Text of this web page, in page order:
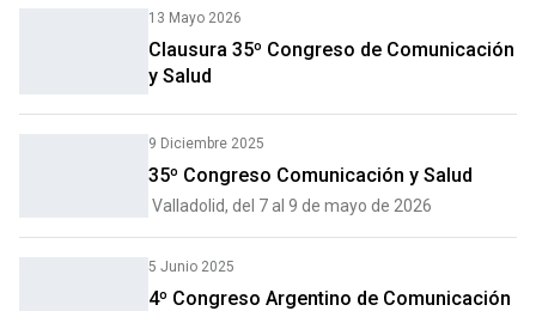
13 Mayo 2026
Clausura 35º Congreso de Comunicación
y Salud
9 Diciembre 2025
35º Congreso Comunicación y Salud
Valladolid, del 7 al 9 de mayo de 2026
5 Junio 2025
4º Congreso Argentino de Comunicación